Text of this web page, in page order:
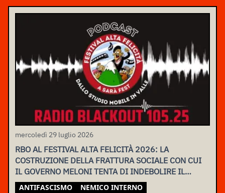
mercoledì 29 luglio 2026
RBO AL FESTIVAL ALTA FELICITÀ 2026: LA
COSTRUZIONE DELLA FRATTURA SOCIALE CON CUI
IL GOVERNO MELONI TENTA DI INDEBOLIRE IL
MOVIMENTO
ANTIFASCISMO
NEMICO INTERNO